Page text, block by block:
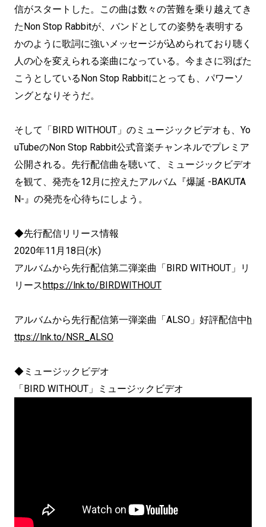
信がスタートした。この曲は数々の苦難を乗り越えてき
たNon Stop Rabbitが、バンドとしての姿勢を表明する
かのように歌詞に強いメッセージが込められており聴く
人の心を変えられる楽曲になっている。今まさに羽ばた
こうとしているNon Stop Rabbitにとっても、パワーソ
ングとなりそうだ。
そして「BIRD WITHOUT」のミュージックビデオも、Yo
uTubeのNon Stop Rabbit公式音楽チャンネルでプレミア
公開される。先行配信曲を聴いて、ミュージックビデオ
を観て、発売を12月に控えたアルバム『爆誕 -BAKUTA
N-』の発売を心待ちにしよう。
◆先行配信リリース情報
2020年11月18日(水)
アルバムから先行配信第二弾楽曲「BIRD WITHOUT」リ
リースhttps://lnk.to/BIRDWITHOUT
アルバムから先行配信第一弾楽曲「ALSO」好評配信中h
ttps://lnk.to/NSR_ALSO
◆ミュージックビデオ
「BIRD WITHOUT」ミュージックビデオ